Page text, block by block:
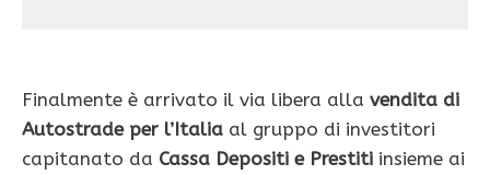
Finalmente è arrivato il via libera alla vendita di
Autostrade per l’Italia al gruppo di investitori
capitanato da Cassa Depositi e Prestiti insieme ai